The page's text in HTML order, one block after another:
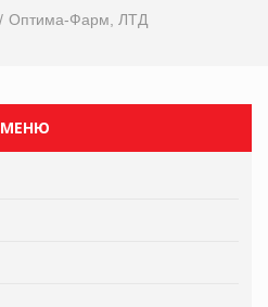
Оптима-Фарм, ЛТД
МЕНЮ